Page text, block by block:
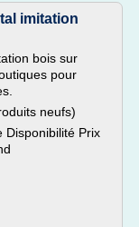
imitation
bois sur
pour
neufs)
Disponibilité Prix